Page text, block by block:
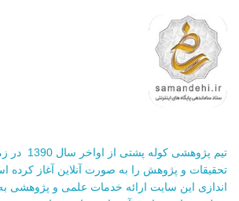
تیم پژوهشی
تحقیقات و پژوهش را به صورت آنلاین آغاز کرده
اندازی این سایت ارائه خدمات علمی و پژوهشی